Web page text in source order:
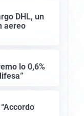
DHL, un
aereo
lo 0,6%